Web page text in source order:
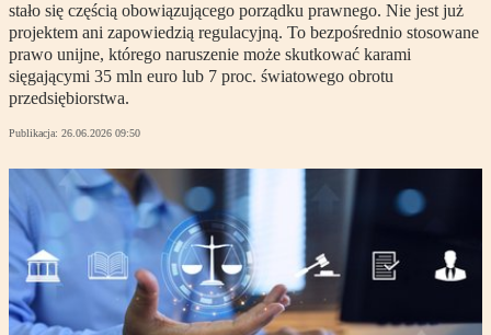
stało się częścią obowiązującego porządku prawnego. Nie jest już
projektem ani zapowiedzią regulacyjną. To bezpośrednio stosowane
prawo unijne, którego naruszenie może skutkować karami
sięgającymi 35 mln euro lub 7 proc. światowego obrotu
przedsiębiorstwa.
Publikacja: 26.06.2026 09:50